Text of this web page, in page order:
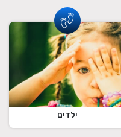
ילדים